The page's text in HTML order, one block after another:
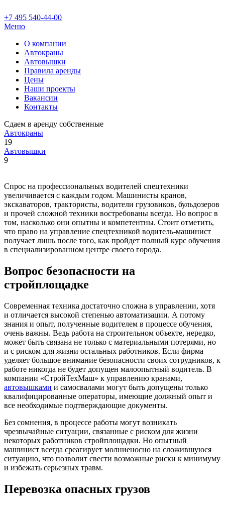
+7 495 540-44-00
Меню
О компании
Автокраны
Автовышки
Правила аренды
Цены
Наши проекты
Вакансии
Контакты
Сдаем в аренду собственные
Автокраны
19
Автовышки
9
Спрос на профессиональных водителей спецтехники
увеличивается с каждым годом. Машинисты кранов,
экскаваторов, трактористы, водители грузовиков, бульдозеров
и прочей сложной техники востребованы всегда. Но вопрос в
том, насколько они опытны и компетентны. Стоит отметить,
что право на управление спецтехникой водитель-машинист
получает лишь после того, как пройдет полный курс обучения
в специализированном центре своего города.
Вопрос безопасности на
стройплощадке
Современная техника достаточно сложна в управлении, хотя
и отличается высокой степенью автоматизации. А потому
знания и опыт, полученные водителем в процессе обучения,
очень важны. Ведь работа на строительном объекте, нередко,
может быть связана не только с материальными потерями, но
и с риском для жизни остальных работников. Если фирма
уделяет большое внимание безопасности своих сотрудников, к
работе никогда не будет допущен малоопытный водитель. В
компании «СтройТехМаш» к управлению кранами,
автовышками и самосвалами могут быть допущены только
квалифицированные операторы, имеющие должный опыт и
все необходимые подтверждающие документы.
Без сомнения, в процессе работы могут возникать
чрезвычайные ситуации, связанные с риском для жизни
некоторых работников стройплощадки. Но опытный
машинист всегда среагирует молниеносно на сложившуюся
ситуацию, что позволит свести возможные риски к минимуму
и избежать серьезных травм.
Перевозка опасных грузов